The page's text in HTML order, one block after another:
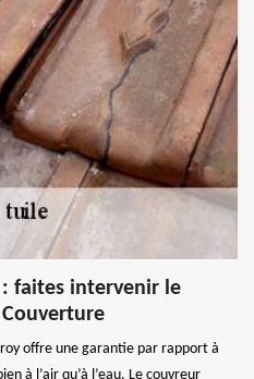
: faites intervenir le
offre une garantie par rapport à
à l’air qu’à l’eau. Le couvreur